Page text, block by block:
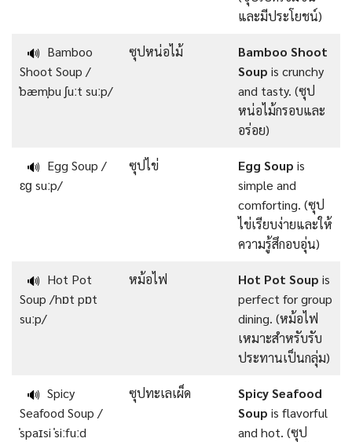
และมีประโยชน์)
🔊 Bamboo
Shoot Soup /
ˈbæmˌbu ʃuːt suːp/
ซุปหน่อไม้
Bamboo Shoot
Soup is crunchy
and tasty. (ซุป
หน่อไม้กรอบและ
อร่อย)
🔊 Egg Soup /
ɛɡ suːp/
ซุปไข่ Egg Soup is
simple and
comforting. (ซุป
ไข่เรียบง่ายและให้
ความรู้สึกอบอุ่น)
🔊 Hot Pot
Soup /hɒt pɒt
suːp/
หม้อไฟ Hot Pot Soup is
perfect for group
dining. (หม้อไฟ
เหมาะสำหรับรับ
ประทานเป็นกลุ่ม)
🔊 Spicy
Seafood Soup /
ˈspaɪsi ˈsiːfuːd
ซุปทะเลเผ็ด
Spicy Seafood
Soup is flavorful
and hot. (ซุป